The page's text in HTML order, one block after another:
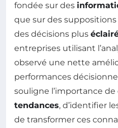
fondée sur des
que sur des
des décisions plus
entreprises utilisant
observé une nette
performances
souligne l’importance
tendances, d’identifier
de transformer ces